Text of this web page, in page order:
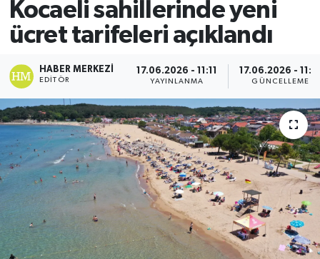
Kocaeli sahillerinde yeni
ücret tarifeleri açıklandı
HABER MERKEZI
EDITÖR
17.06.2026 - 11:11
YAYINLANMA
17.06.2026 -
GÜNCELLEME
Son Dakika Haberleri
Haber Arşivi